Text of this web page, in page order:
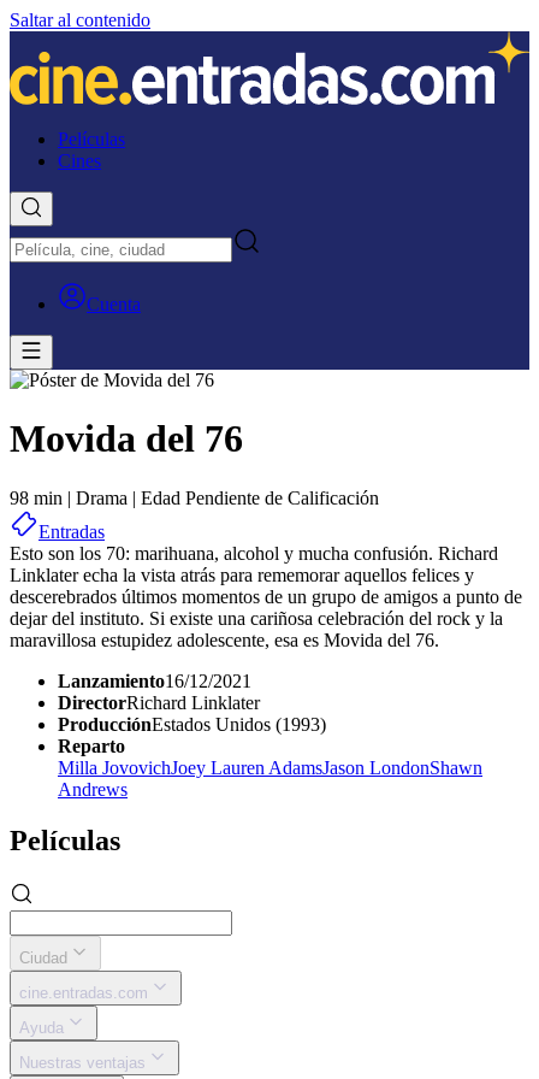
Saltar al contenido
Películas
Cines
Cuenta
Movida del 76
98 min | Drama | Edad Pendiente de Calificación
Entradas
Esto son los 70: marihuana, alcohol y mucha confusión. Richard
Linklater echa la vista atrás para rememorar aquellos felices y
descerebrados últimos momentos de un grupo de amigos a punto de
dejar del instituto. Si existe una cariñosa celebración del rock y la
maravillosa estupidez adolescente, esa es Movida del 76.
Lanzamiento16/12/2021
DirectorRichard Linklater
ProducciónEstados Unidos (1993)
Reparto
Milla JovovichJoey Lauren AdamsJason LondonShawn
Andrews
Películas
Ciudad
cine.entradas.com
Ayuda
Nuestras ventajas